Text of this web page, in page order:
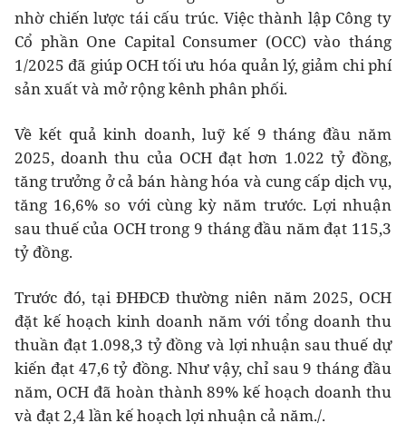
nhờ chiến lược tái cấu trúc. Việc thành lập Công ty
Cổ phần One Capital Consumer (OCC) vào tháng
1/2025 đã giúp OCH tối ưu hóa quản lý, giảm chi phí
sản xuất và mở rộng kênh phân phối.
Về kết quả kinh doanh, luỹ kế 9 tháng đầu năm
2025, doanh thu của OCH đạt hơn 1.022 tỷ đồng,
tăng trưởng ở cả bán hàng hóa và cung cấp dịch vụ,
tăng 16,6% so với cùng kỳ năm trước. Lợi nhuận
sau thuế của OCH trong 9 tháng đầu năm đạt 115,3
tỷ đồng.
Trước đó, tại ĐHĐCĐ thường niên năm 2025, OCH
đặt kế hoạch kinh doanh năm với tổng doanh thu
thuần đạt 1.098,3 tỷ đồng và lợi nhuận sau thuế dự
kiến đạt 47,6 tỷ đồng. Như vậy, chỉ sau 9 tháng đầu
năm, OCH đã hoàn thành 89% kế hoạch doanh thu
và đạt 2,4 lần kế hoạch lợi nhuận cả năm./.